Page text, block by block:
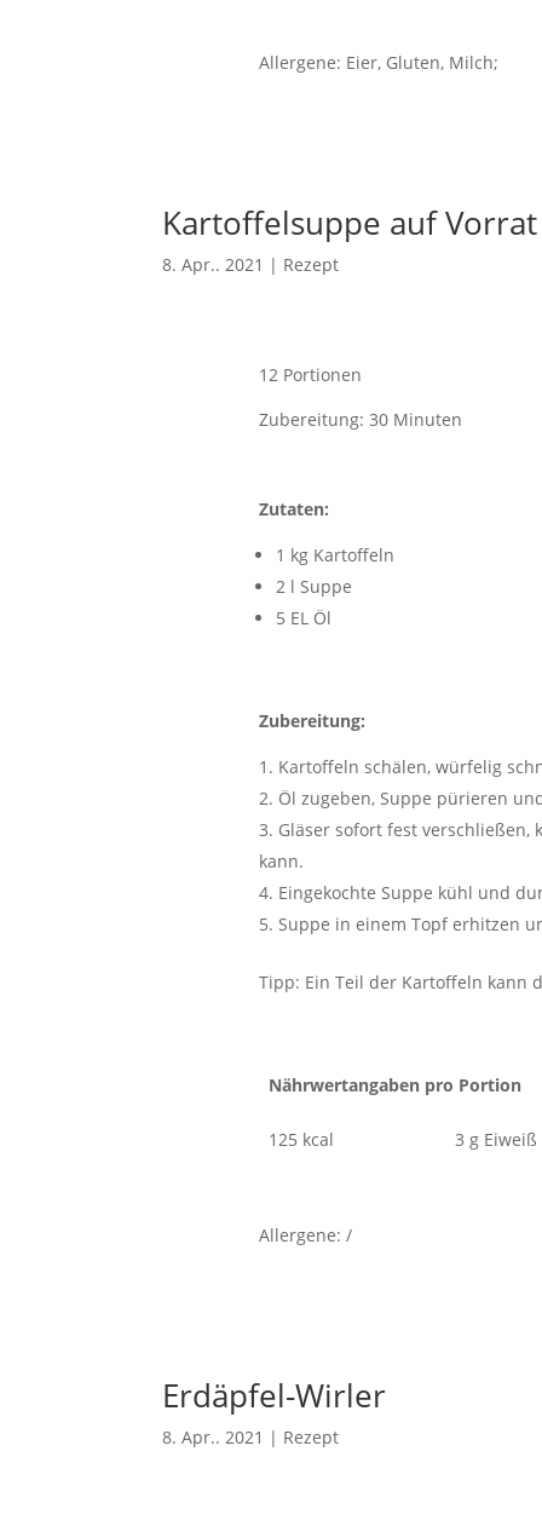
Allergene: Eier, Gluten, Milch;
Kartoffelsuppe auf Vorrat
8. Apr.. 2021 | Rezept
12 Portionen
Zubereitung: 30 Minuten
Zutaten:
1 kg Kartoffeln
2 l Suppe
5 EL Öl
Zubereitung:
Kartoffeln schälen, würfelig
Öl zugeben, Suppe pürieren
Gläser sofort fest
kann.
Eingekochte Suppe kühl und
Suppe in einem Topf erhitzen
Tipp: Ein Teil der Kartoffeln kann
Nährwertangaben pro Portion
125 kcal 3 g Eiweiß
Allergene: /
Erdäpfel-Wirler
8. Apr.. 2021 | Rezept